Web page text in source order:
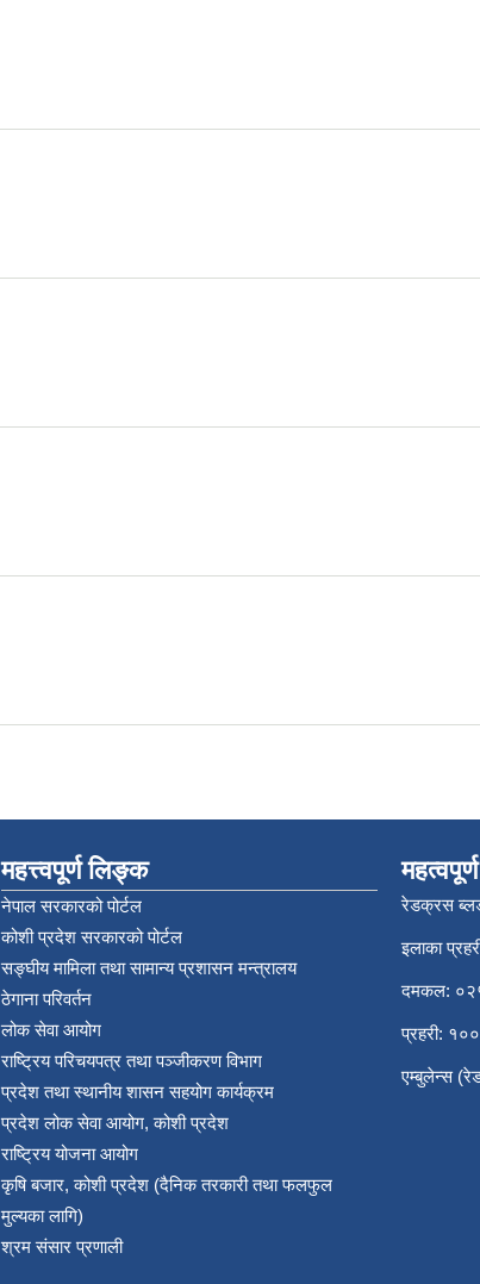
महत्त्वपूर्ण लिङ्क
नेपाल सरकारको पोर्टल
कोशी प्रदेश सरकारको पोर्टल
सङ्‍घीय मामिला तथा सामान्य प्रशासन मन्त्रालय
ठेगाना परिवर्तन
लोक सेवा आयोग
राष्ट्रिय परिचयपत्र तथा पञ्‍जीकरण विभाग
प्रदेश तथा स्थानीय शासन सहयोग कार्यक्रम
प्रदेश लोक सेवा आयोग, कोशी प्रदेश
राष्ट्रिय योजना आयोग
कृषि बजार, कोशी प्रदेश (दैनिक तरकारी तथा फलफुल
मुल्यका लागि)
श्रम संसार प्रणाली
रेडक्रस
इलाका
दमकल:
प्रहरी:
एम्बुलेन्स